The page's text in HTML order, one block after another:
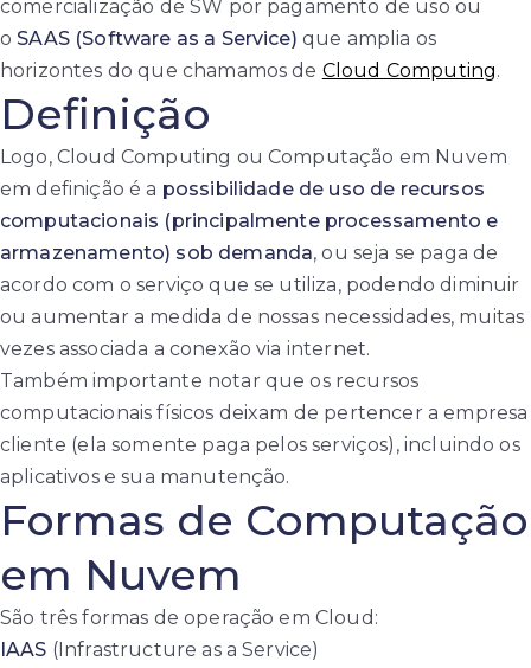
comercialização de SW por pagamento de uso ou
o SAAS (Software as a Service) que amplia os
horizontes do que chamamos de Cloud Computing.
Definição
Logo, Cloud Computing ou Computação em Nuvem
em definição é a possibilidade de uso de recursos
computacionais (principalmente processamento e
armazenamento) sob demanda, ou seja se paga de
acordo com o serviço que se utiliza, podendo diminuir
ou aumentar a medida de nossas necessidades, muitas
vezes associada a conexão via internet.
Também importante notar que os recursos
computacionais físicos deixam de pertencer a empresa
cliente (ela somente paga pelos serviços), incluindo os
aplicativos e sua manutenção.
Formas de Computação
em Nuvem
São três formas de operação em Cloud:
IAAS (Infrastructure as a Service)